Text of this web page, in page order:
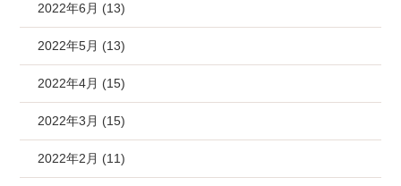
2022年6月 (13)
2022年5月 (13)
2022年4月 (15)
2022年3月 (15)
2022年2月 (11)